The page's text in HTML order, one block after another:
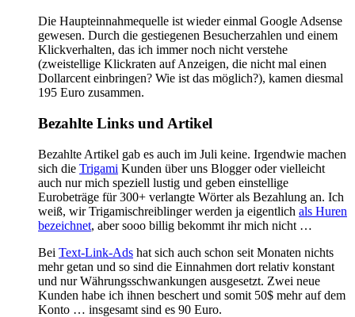
Die Haupteinnahmequelle ist wieder einmal Google Adsense
gewesen. Durch die gestiegenen Besucherzahlen und einem
Klickverhalten, das ich immer noch nicht verstehe
(zweistellige Klickraten auf Anzeigen, die nicht mal einen
Dollarcent einbringen? Wie ist das möglich?), kamen diesmal
195 Euro zusammen.
Bezahlte Links und Artikel
Bezahlte Artikel gab es auch im Juli keine. Irgendwie machen
sich die Trigami Kunden über uns Blogger oder vielleicht
auch nur mich speziell lustig und geben einstellige
Eurobeträge für 300+ verlangte Wörter als Bezahlung an. Ich
weiß, wir Trigamischreiblinger werden ja eigentlich als Huren
bezeichnet, aber sooo billig bekommt ihr mich nicht …
Bei Text-Link-Ads hat sich auch schon seit Monaten nichts
mehr getan und so sind die Einnahmen dort relativ konstant
und nur Währungsschwankungen ausgesetzt. Zwei neue
Kunden habe ich ihnen beschert und somit 50$ mehr auf dem
Konto … insgesamt sind es 90 Euro.